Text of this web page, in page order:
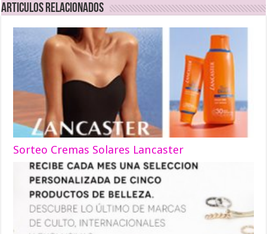
Articulos relacionados
Sorteo Cremas Solares Lancaster